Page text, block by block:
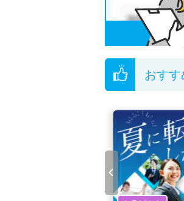
無料転職支援サービス
ご希望条件がまだ定
転職支援の他、情報
おす